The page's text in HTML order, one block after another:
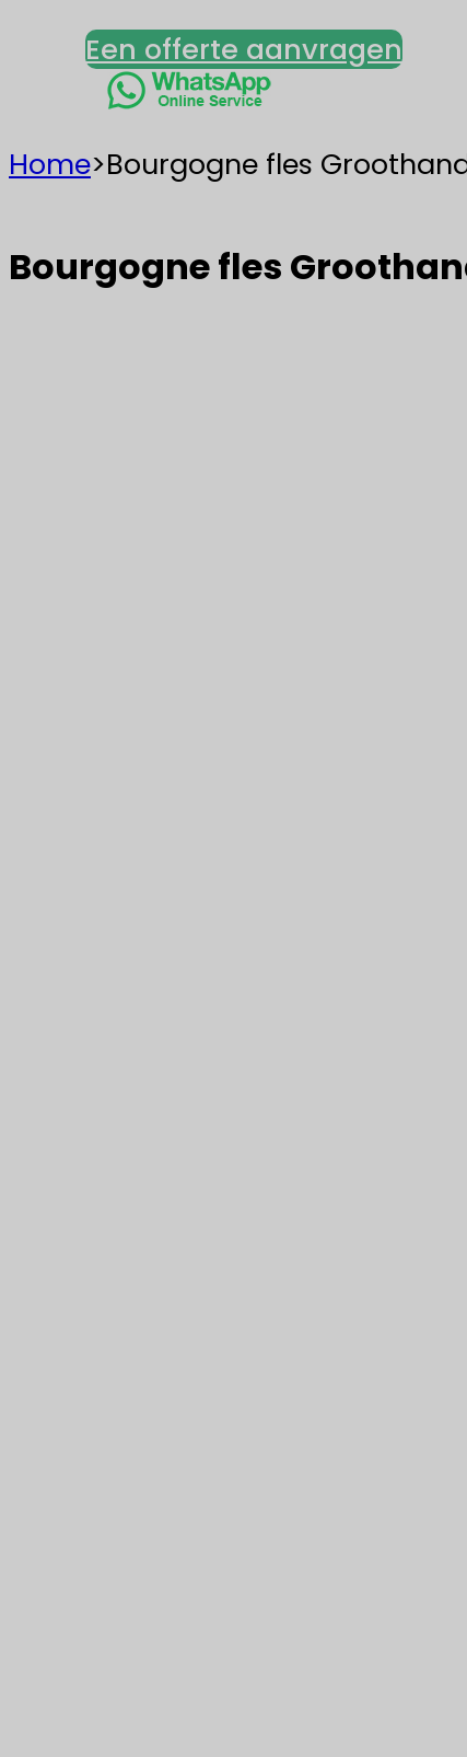
Een offerte aanvragen
Home>Bourgogne fles
Bourgogne fles